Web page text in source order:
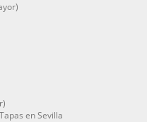
en Sevilla